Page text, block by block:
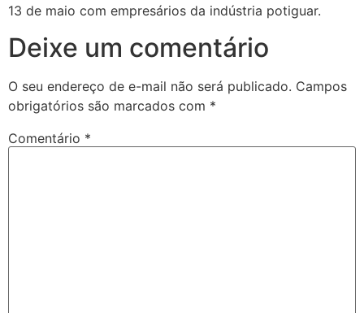
13 de maio com empresários da indústria potiguar.
Deixe um comentário
O seu endereço de e-mail não será publicado. Campos
obrigatórios são marcados com *
Comentário *